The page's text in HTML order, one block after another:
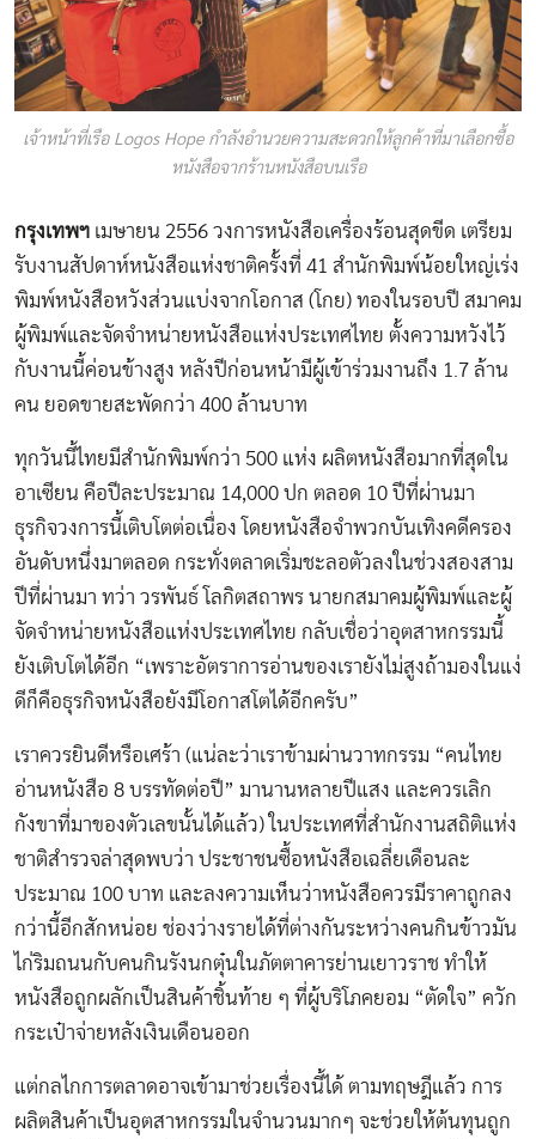
เจ้าหน้าที่เรือ Logos Hope กำลังอำนวยความสะดวกให้ลูกค้าที่มาเลือกซื้อ
หนังสือจากร้านหนังสือบนเรือ
กรุงเทพฯ เมษายน 2556 วงการหนังสือเครื่องร้อนสุดขีด เตรียม
รับงานสัปดาห์หนังสือแห่งชาติครั้งที่ 41 สำนักพิมพ์น้อยใหญ่เร่ง
พิมพ์หนังสือหวังส่วนแบ่งจากโอกาส (โกย) ทองในรอบปี สมาคม
ผู้พิมพ์และจัดจำหน่ายหนังสือแห่งประเทศไทย ตั้งความหวังไว้
กับงานนี้ค่อนข้างสูง หลังปีก่อนหน้ามีผู้เข้าร่วมงานถึง 1.7 ล้าน
คน ยอดขายสะพัดกว่า 400 ล้านบาท
ทุกวันนี้ไทยมีสำนักพิมพ์กว่า 500 แห่ง ผลิตหนังสือมากที่สุดใน
อาเซียน คือปีละประมาณ 14,000 ปก ตลอด 10 ปีที่ผ่านมา
ธุรกิจวงการนี้เติบโตต่อเนื่อง โดยหนังสือจำพวกบันเทิงคดีครอง
อันดับหนึ่งมาตลอด กระทั่งตลาดเริ่มชะลอตัวลงในช่วงสองสาม
ปีที่ผ่านมา ทว่า วรพันธ์ โลกิตสถาพร นายกสมาคมผู้พิมพ์และผู้
จัดจำหน่ายหนังสือแห่งประเทศไทย กลับเชื่อว่าอุตสาหกรรมนี้
ยังเติบโตได้อีก “เพราะอัตราการอ่านของเรายังไม่สูงถ้ามองในแง่
ดีก็คือธุรกิจหนังสือยังมีโอกาสโตได้อีกครับ”
เราควรยินดีหรือเศร้า (แน่ละว่าเราข้ามผ่านวาทกรรม “คนไทย
อ่านหนังสือ 8 บรรทัดต่อปี” มานานหลายปีแสง และควรเลิก
กังขาที่มาของตัวเลขนั้นได้แล้ว) ในประเทศที่สำนักงานสถิติแห่ง
ชาติสำรวจล่าสุดพบว่า ประชาชนซื้อหนังสือเฉลี่ยเดือนละ
ประมาณ 100 บาท และลงความเห็นว่าหนังสือควรมีราคาถูกลง
กว่านี้อีกสักหน่อย ช่องว่างรายได้ที่ต่างกันระหว่างคนกินข้าวมัน
ไก่ริมถนนกับคนกินรังนกตุ๋นในภัตตาคารย่านเยาวราช ทำให้
หนังสือถูกผลักเป็นสินค้าชิ้นท้าย ๆ ที่ผู้บริโภคยอม “ตัดใจ” ควัก
กระเป๋าจ่ายหลังเงินเดือนออก
แต่กลไกการตลาดอาจเข้ามาช่วยเรื่องนี้ได้ ตามทฤษฎีแล้ว การ
ผลิตสินค้าเป็นอุตสาหกรรมในจำนวนมากๆ จะช่วยให้ต้นทุนถูก